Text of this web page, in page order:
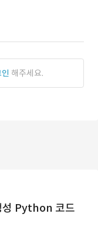
해주세요.
성 Python 코드